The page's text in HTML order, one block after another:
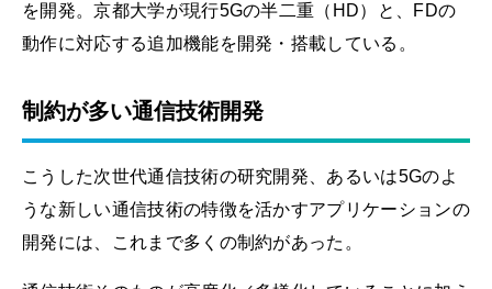
を開発。京都大学が現行5Gの半二重（HD）と、FDの
動作に対応する追加機能を開発・搭載している。
制約が多い通信技術開発
こうした次世代通信技術の研究開発、あるいは5Gのよ
うな新しい通信技術の特徴を活かすアプリケーションの
開発には、これまで多くの制約があった。